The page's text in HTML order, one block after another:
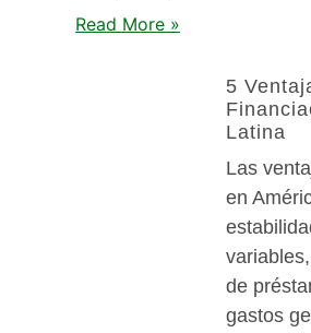
Read More »
5
Latina
Las
en
de
gastos